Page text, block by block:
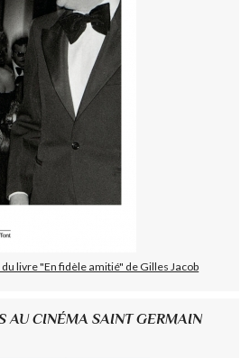
livre "En fidèle amitié" de Gilles Jacob
AU CINÉMA SAINT GERMAIN